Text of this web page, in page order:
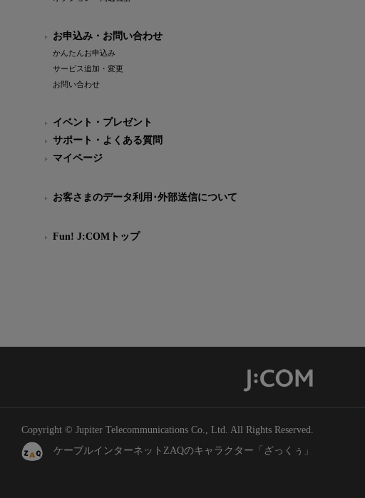
お申込み・お問い合わせ
かんたんお申込み
サービス追加・変更
お問い合わせ
イベント・プレゼント
サポート・よくある質問
マイページ
お客さまのデータ利用･外部送信について
Fun! J:COMトップ
Copyright © Jupiter Telecommunications Co., Ltd. All Rights Reserved.
ケーブルインターネットZAQのキャラクター「ざっくぅ」